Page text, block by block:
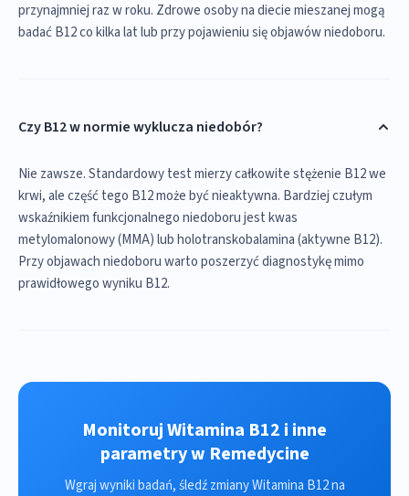
przynajmniej raz w roku. Zdrowe osoby na diecie mieszanej mogą
badać B12 co kilka lat lub przy pojawieniu się objawów niedoboru.
Czy B12 w normie wyklucza niedobór?
Nie zawsze. Standardowy test mierzy całkowite stężenie B12 we
krwi, ale część tego B12 może być nieaktywna. Bardziej czułym
wskaźnikiem funkcjonalnego niedoboru jest kwas
metylomalonowy (MMA) lub holotranskobalamina (aktywne B12).
Przy objawach niedoboru warto poszerzyć diagnostykę mimo
prawidłowego wyniku B12.
Monitoruj Witamina B12 i inne
parametry w Remedycine
Wgraj wyniki badań, śledź zmiany Witamina B12 na